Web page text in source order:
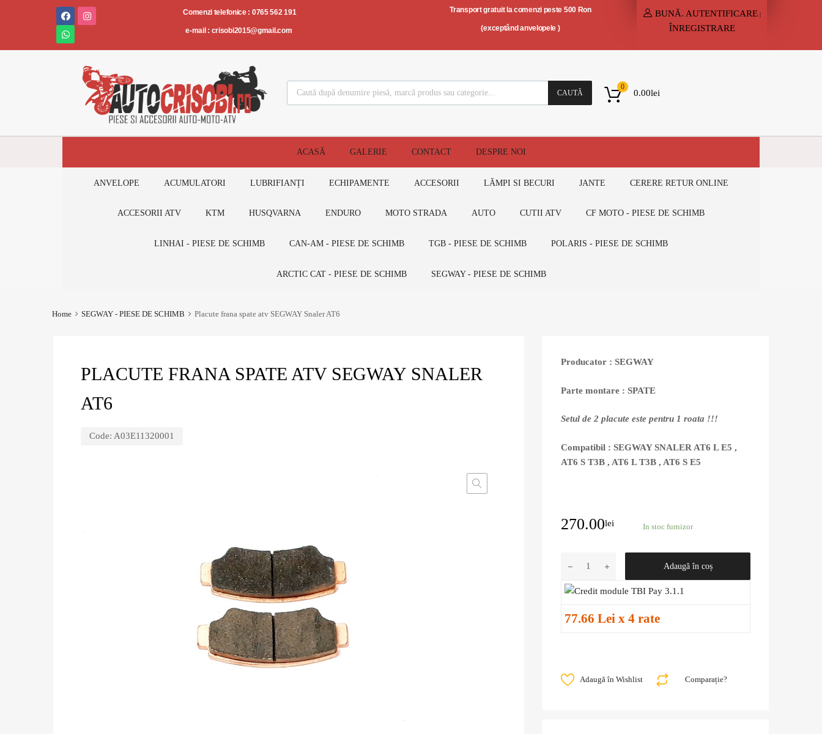
AUTO-
Comenzi telefonice : 0765 562 191
e-mail : crisobi2015@gmail.com
Transport gratuit la comenzi peste 500 Ron
(exceptând anvelopele )
BUNĂ. AUTENTIFICARE |
ÎNREGISTRARE
CAUTĂ 0.00lei
0
ACASĂ GALERIE CONTACT DESPRE NOI
ANVELOPE ACUMULATORI LUBRIFIANȚI ECHIPAMENTE ACCESORII LĂMPI SI BECURI JANTE CERERE RETUR ONLINE
ACCESORII ATV KTM HUSQVARNA ENDURO MOTO STRADA AUTO CUTII ATV CF MOTO - PIESE DE SCHIMB
LINHAI - PIESE DE SCHIMB CAN-AM - PIESE DE SCHIMB TGB - PIESE DE SCHIMB POLARIS - PIESE DE SCHIMB
ARCTIC CAT - PIESE DE SCHIMB SEGWAY - PIESE DE SCHIMB
Home SEGWAY - PIESE DE SCHIMB Placute frana spate atv SEGWAY Snaler AT6
PLACUTE FRANA SPATE ATV SEGWAY SNALER
AT6
Code: A03E11320001
Producator : SEGWAY
Parte montare : SPATE
Setul de 2 placute este pentru 1 roata !!!
Compatibil : SEGWAY SNALER AT6 L E5 ,
AT6 S T3B , AT6 L T3B , AT6 S E5
270.00lei In stoc furnizor
Adaugă în coș
77.66 Lei x 4 rate
Comparație?
Adaugă în Wishlist